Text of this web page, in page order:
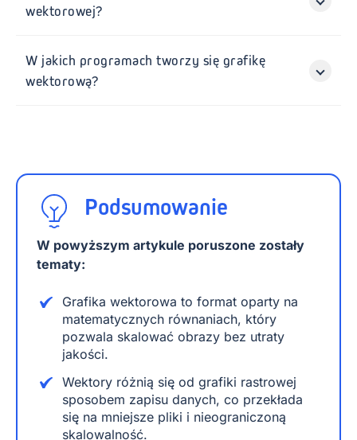
wektorowej?
W jakich programach tworzy się grafikę
wektorową?
Podsumowanie
W powyższym artykule poruszone zostały
tematy:
Grafika wektorowa to format oparty na
matematycznych równaniach, który
pozwala skalować obrazy bez utraty
jakości.
Wektory różnią się od grafiki rastrowej
sposobem zapisu danych, co przekłada
się na mniejsze pliki i nieograniczoną
skalowalność.